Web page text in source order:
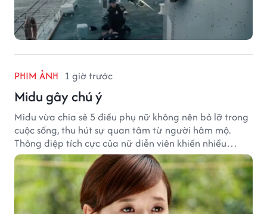
PHIM ẢNH 1 giờ trước
Midu gây chú ý
Midu vừa chia sẻ 5 điều phụ nữ không nên bỏ lỡ trong
cuộc sống, thu hút sự quan tâm từ người hâm mộ.
Thông điệp tích cực của nữ diễn viên khiến nhiều
người đồng cảm khi nhìn lại hành trình sự nghiệp và
hạnh phúc hiện tại của cô.